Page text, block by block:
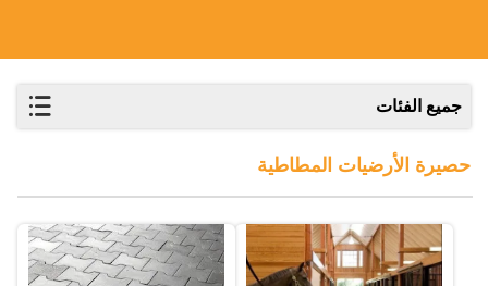
جميع الفئات
حصيرة الأرضيات المطاطية